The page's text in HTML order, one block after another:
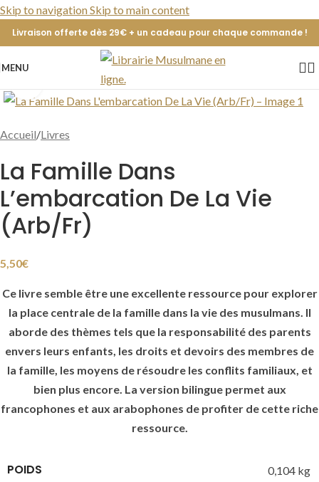
Skip to navigationSkip to main content
Livraison offerte dès 29€ + un cadeau pour chaque commande !
MENU
Cliquer pour agrandir
Accueil/Livres
La Famille Dans
L’embarcation De La Vie
(Arb/Fr)
5,50€
Ce livre semble être une excellente ressource pour explorer
la place centrale de la famille dans la vie des musulmans. Il
aborde des thèmes tels que la responsabilité des parents
envers leurs enfants, les droits et devoirs des membres de
la famille, les moyens de résoudre les conflits familiaux, et
bien plus encore. La version bilingue permet aux
francophones et aux arabophones de profiter de cette riche
ressource.
POIDS 0,104 kg